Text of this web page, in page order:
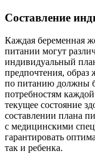
Составление
Каждая беременная
питании могут
индивидуальный
предпочтения,
по питанию должны
потребностям
текущее состояние
составлении плана
с медицинскими
гарантировать
так и ребенка.